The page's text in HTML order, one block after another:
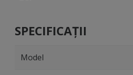
SPECIFICAȚII
Model